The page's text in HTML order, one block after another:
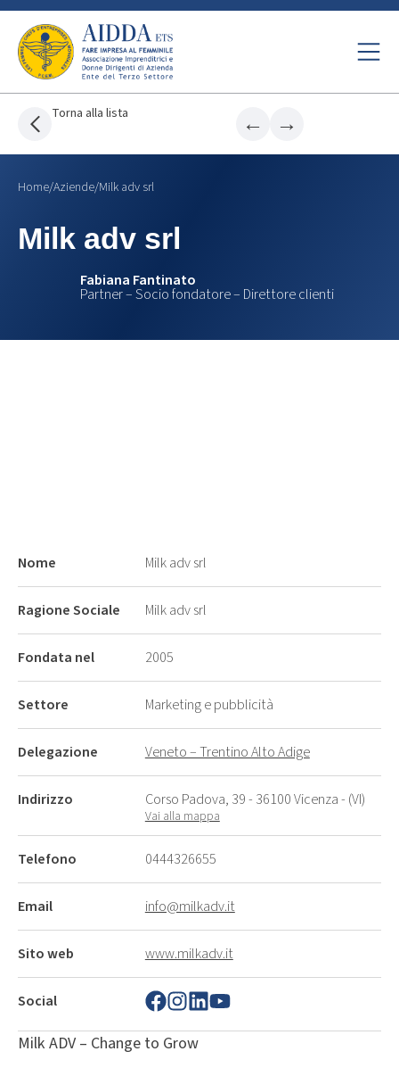
Torna alla lista ← →
Home/Aziende/Milk adv srl
Milk adv srl
Fabiana Fantinato
Partner – Socio fondatore – Direttore clienti
Nome Milk adv srl
Ragione Sociale Milk adv srl
Fondata nel 2005
Settore Marketing e pubblicità
Delegazione Veneto – Trentino Alto Adige
Indirizzo Corso Padova, 39 - 36100 Vicenza - (VI)
Vai alla mappa
Telefono 0444326655
Email info@milkadv.it
Sito web www.milkadv.it
Social
Milk ADV – Change to Grow